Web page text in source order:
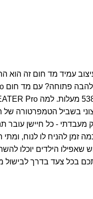
עמיד מד חום זה הוא
למה MEATER Pro עולה על כל מד חום אחר?
בשביל הטמפרטורה של
להניח לו לנוח,
שאפילו הילדים יוכלו